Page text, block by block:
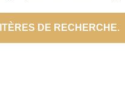
DE RECHERCHE.